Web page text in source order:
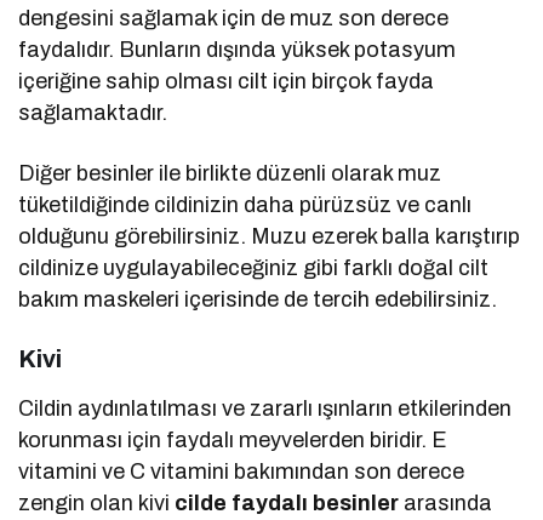
dengesini sağlamak için de muz son derece
faydalıdır. Bunların dışında yüksek potasyum
içeriğine sahip olması cilt için birçok fayda
sağlamaktadır.
Diğer besinler ile birlikte düzenli olarak muz
tüketildiğinde cildinizin daha pürüzsüz ve canlı
olduğunu görebilirsiniz. Muzu ezerek balla karıştırıp
cildinize uygulayabileceğiniz gibi farklı doğal cilt
bakım maskeleri içerisinde de tercih edebilirsiniz.
Kivi
Cildin aydınlatılması ve zararlı ışınların etkilerinden
korunması için faydalı meyvelerden biridir. E
vitamini ve C vitamini bakımından son derece
zengin olan kivi cilde faydalı besinler arasında